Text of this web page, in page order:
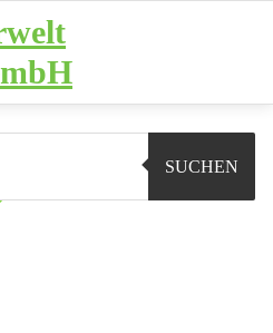
SUCHEN
Ausstattung